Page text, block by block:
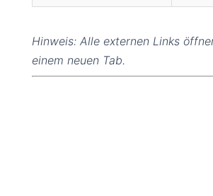
Hinweis: Alle externen Links
einem neuen Tab.